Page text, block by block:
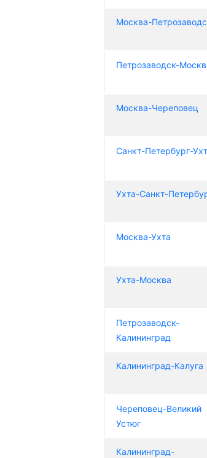
Москва-
Петрозаводск-
Москва-Череповец
Санкт-Петербург-
Ухта-Санкт-
Москва-Ухта
Ухта-Москва
Петрозаводск-
Калининград
Калининград-Калуга
Череповец-Великий
Устюг
Калининград-